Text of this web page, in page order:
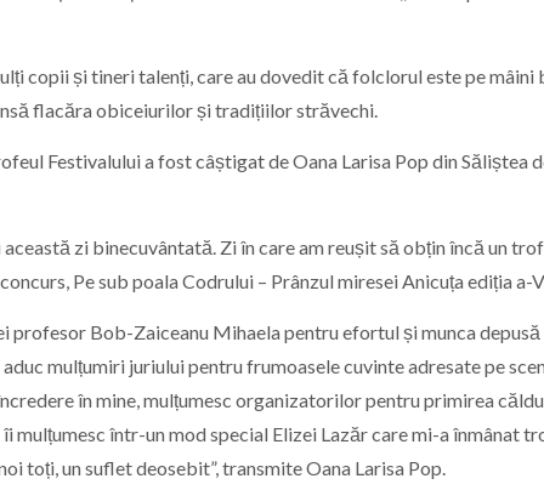
copii și tineri talenți, care au dovedit că folclorul este pe mâini
flacăra obiceiurilor și tradițiilor străvechi.
Festivalului a fost câștigat de Oana Larisa Pop din Săliștea
zi binecuvântată. Zi în care am reușit să obțin încă un
Pe sub poala Codrului – Prânzul miresei Anicuța ediția a-
profesor Bob-Zaiceanu Mihaela pentru efortul și munca depusă
mulțumiri juriului pentru frumoasele cuvinte adresate pe
în mine, mulțumesc organizatorilor pentru primirea
îi mulțumesc într-un mod special Elizei Lazăr care mi-a înmânat
toți, un suflet deosebit”, transmite Oana Larisa Pop.